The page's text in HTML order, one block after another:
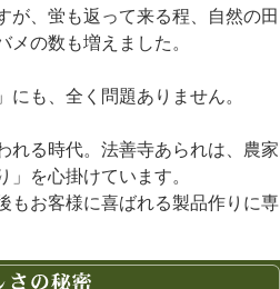
が、蛍も返って来る程、自然の田
の数も増えました。
も、全く問題ありません。
れる時代。法善寺あられは、農家
を心掛けています。
もお客様に喜ばれる製品作りに専